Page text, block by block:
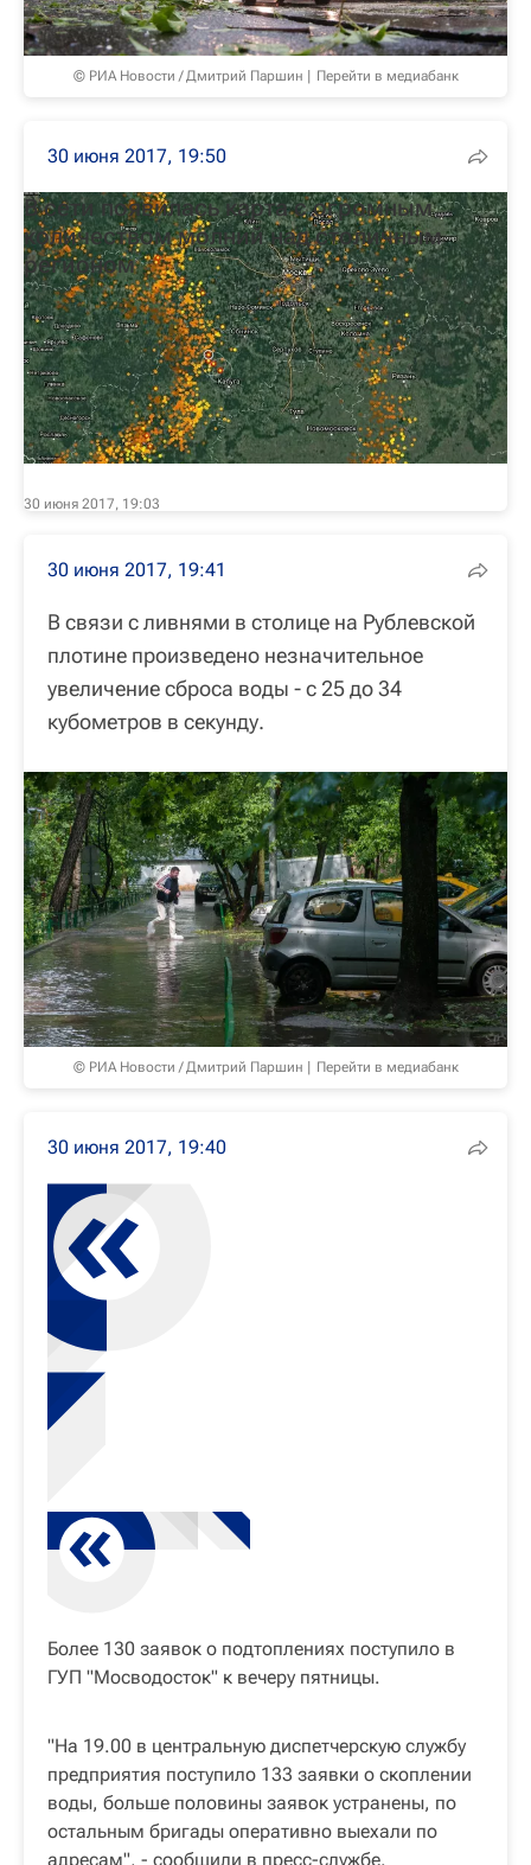
© РИА Новости / Дмитрий Паршин Перейти в медиабанк
30 июня 2017, 19:50
30 июня 2017, 19:03
В сети появилась карта с огромным
количеством молний над столичным
регионом
30 июня 2017, 19:41
В связи с ливнями в столице на Рублевской
плотине произведено незначительное
увеличение сброса воды - с 25 до 34
кубометров в секунду.
© РИА Новости / Дмитрий Паршин Перейти в медиабанк
30 июня 2017, 19:40
Более 130 заявок о подтоплениях поступило в
ГУП "Мосводосток" к вечеру пятницы.
"На 19.00 в центральную диспетчерскую службу
предприятия поступило 133 заявки ‬о скоплении
воды, больше половины заявок устранены, по
остальным бригады оперативно выехали по
адресам", - сообщили в пресс-службе.